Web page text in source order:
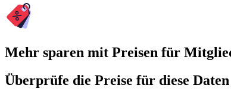
Mehr sparen mit Preisen für
Überprüfe die Preise für diese Daten